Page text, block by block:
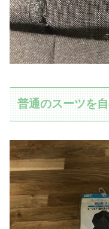
普通のスーツを